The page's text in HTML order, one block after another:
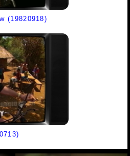
(19820918)